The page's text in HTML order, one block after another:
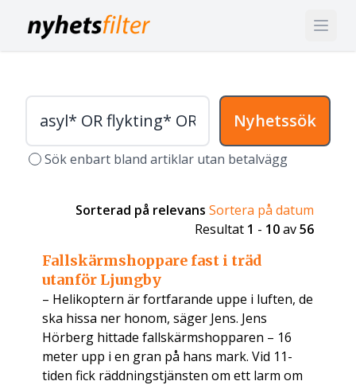
Nyhetssök
Sök enbart bland artiklar utan betalvägg
Sorterad på relevans Sortera på datum
Resultat 1 - 10av56
Fallskärmshoppare fast i träd
utanför Ljungby
– Helikoptern är fortfarande uppe i luften, de
ska hissa ner honom, säger Jens. Jens
Hörberg hittade fallskärmshopparen – 16
meter upp i en gran på hans mark. Vid 11-
tiden fick räddningstjänsten om ett larm om